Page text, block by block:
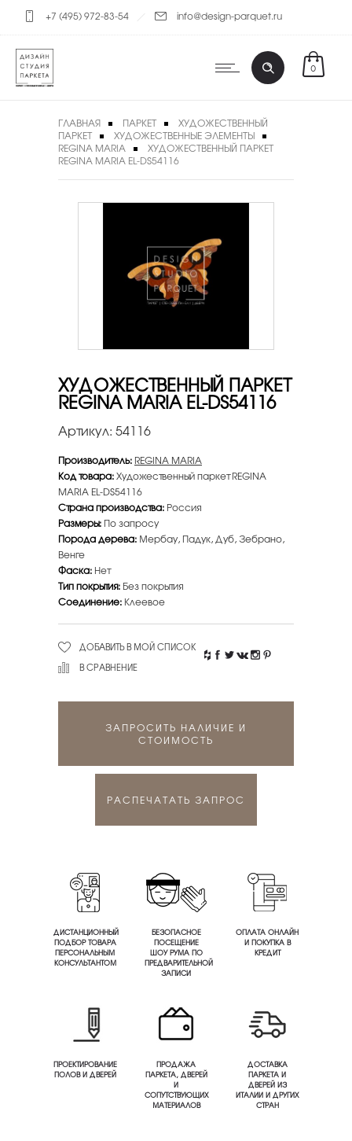
+7 (495) 972-83-54 info@design-parquet.ru
0
ГЛАВНАЯ ПАРКЕТ
ХУДОЖЕСТВЕННЫЙ
ПАРКЕТ
ХУДОЖЕСТВЕННЫЕ ЭЛЕМЕНТЫ
REGINA MARIA
ХУДОЖЕСТВЕННЫЙ ПАРКЕТ
REGINA MARIA EL-DS54116
ХУДОЖЕСТВЕННЫЙ ПАРКЕТ
REGINA MARIA EL-DS54116
Артикул: 54116
Производитель: REGINA MARIA
Код товара:Художественный паркет REGINA
MARIA EL-DS54116
Страна производства: Россия
Размеры: По запросу
Порода дерева: Мербау, Падук, Дуб, Зебрано,
Венге
Фаска: Нет
Тип покрытия: Без покрытия
Соединение: Клеевое
ДОБАВИТЬ В МОЙ СПИСОК
В СРАВНЕНИЕ
ЗАПРОСИТЬ НАЛИЧИЕ И
СТОИМОСТЬ
РАСПЕЧАТАТЬ ЗАПРОС
ДИСТАНЦИОННЫЙ
ПОДБОР ТОВАРА
ПЕРСОНАЛЬНЫМ
КОНСУЛЬТАНТОМ
БЕЗОПАСНОЕ
ПОСЕЩЕНИЕ
ШОУ РУМА ПО
ПРЕДВАРИТЕЛЬНОЙ
ЗАПИСИ
ОПЛАТА ОНЛАЙН
И ПОКУПКА В
КРЕДИТ
ПРОЕКТИРОВАНИЕ
ПОЛОВ И ДВЕРЕЙ
ПРОДАЖА
ПАРКЕТА, ДВЕРЕЙ
И
СОПУТСТВУЮЩИХ
МАТЕРИАЛОВ
ДОСТАВКА
ПАРКЕТА И
ДВЕРЕЙ ИЗ
ИТАЛИИ И ДРУГИХ
СТРАН